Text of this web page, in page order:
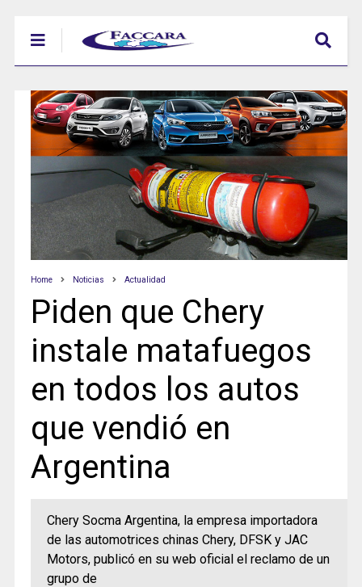
Home Noticias Actualidad
Piden que Chery
instale matafuegos
en todos los autos
que vendió en
Argentina
Chery Socma Argentina, la empresa importadora
de las automotrices chinas Chery, DFSK y JAC
Motors, publicó en su web oficial el reclamo de un
grupo de